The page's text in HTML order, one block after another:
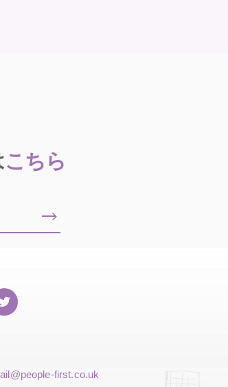
こちら
first.co.uk